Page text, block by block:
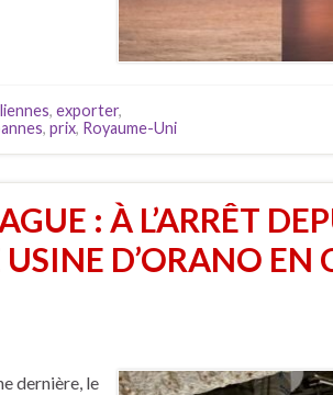
, exporter,
, prix, Royaume-Uni
: À L’ARRÊT
D’ORANO EN
dernière, le